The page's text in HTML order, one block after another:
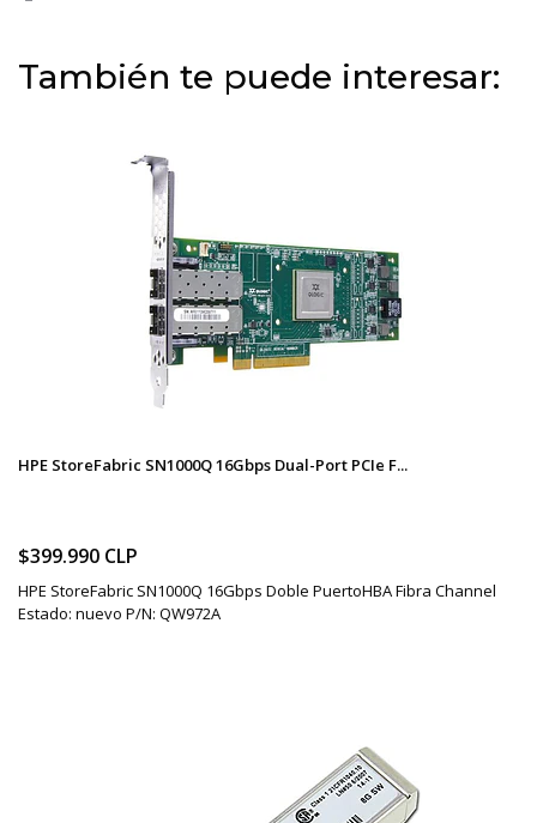
También te puede interesar:
HPE StoreFabric SN1000Q 16Gbps Dual-Port PCIe F...
$399.990 CLP
HPE StoreFabric SN1000Q 16Gbps Doble PuertoHBA Fibra Channel
Estado: nuevo P/N: QW972A